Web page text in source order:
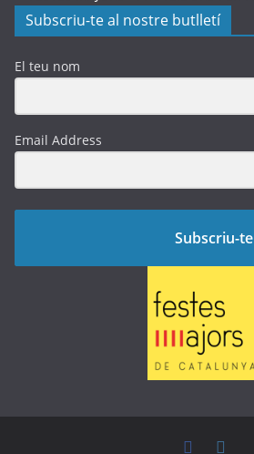
Subscriu-te al nostre butlletí
El teu nom
Email Address
Subscriu-te